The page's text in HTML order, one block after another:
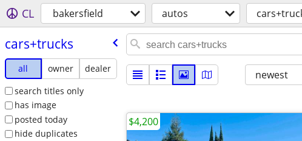
CL bakersfield autos
cars+trucks
all owner
dealer
search titles only
has image
posted today
hide duplicates
newest
$4,200